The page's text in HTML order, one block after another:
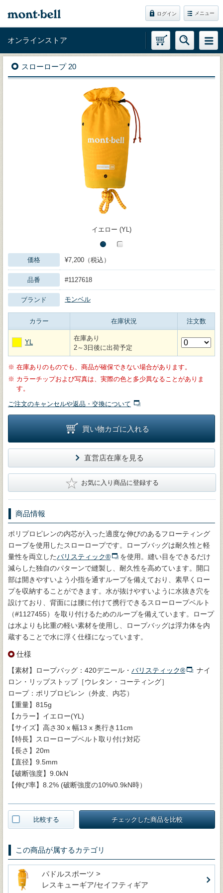
ログイン メニュー
オンラインストア
スローロープ 20
イエロー (YL)
価格 ¥7,200（税込）
品番 #1127618
ブランド モンベル
カラー 在庫状況 注文数
YL
在庫あり
2～3日後に出荷予定
※ 在庫ありのものでも、商品が確保できない場合があります。
※ カラーチップおよび写真は、実際の色と多少異なることがありま
す。
ご注文のキャンセルや返品・交換について
買い物カゴに入れる
直営店在庫を見る
★ お気に入り商品に登録する
商品情報
ポリプロピレンの内芯が入った適度な伸びのあるフローティング
ロープを使用したスローロープです。ロープバッグは耐久性と軽
量性を両立したバリスティック®
を使用。縫い目をできるだけ
減らした独自のパターンで縫製し、耐久性を高めています。開口
部は開きやすいよう小指を通すループを備えており、素早くロー
プを収納することができます。水が抜けやすいように水抜き穴を
設けており、背面には腰に付けて携行できるスローロープベルト
（#1127455）を取り付けるためのループを備えています。ロープ
は水よりも比重の軽い素材を使用し、ロープバッグは浮力体を内
蔵することで水に浮く仕様になっています。
仕様
【素材】ロープバッグ：420デニール・ バリスティック®
ナイ
ロン・リップストップ［ウレタン・コーティング］
ロープ：ポリプロピレン（外皮、内芯）
【重量】815g
【カラー】イエロー(YL)
【サイズ】高さ30 x 幅13 x 奥行き11cm
【特長】スローロープベルト取り付け対応
【長さ】20m
【直径】9.5mm
【破断強度】9.0kN
【伸び率】8.2% (破断強度の10%/0.9kN時）
比較する チェックした商品を比較
この商品が属するカテゴリ
パドルスポーツ >
レスキューギア/セイフティギア